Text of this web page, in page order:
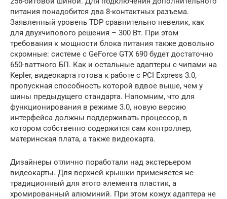
питания понадобится два 8-контактных разъема.
Заявленный уровень TDP сравнительно невелик, как
для двухчипового решения – 300 Вт. При этом
требования к мощности блока питания также довольно
скромные: системе с GeForce GTX 690 будет достаточно
650-ваттного БП. Как и остальные адаптеры с чипами на
Kepler, видеокарта готова к работе с PCI Express 3.0,
пропускная способность которой вдвое выше, чем у
шины предыдущего стандарта. Напомним, что для
функционирования в режиме 3.0, новую версию
интерфейса должны поддерживать процессор, в
котором собственно содержится сам контроллер,
материнская плата, а также видеокарта.
Дизайнеры отлично поработали над экстерьером
видеокарты. Для верхней крышки применяется не
традиционный для этого элемента пластик, а
хромированный алюминий. При этом кожух адаптера не